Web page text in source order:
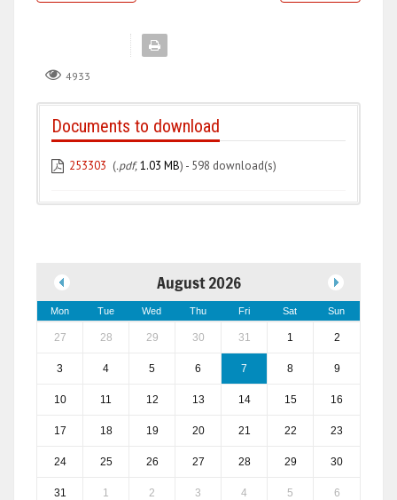
4933
Documents to download
253303 (.pdf,1.03 MB) - 598 download(s)
August 2026
Mon Tue Wed Thu Fri Sat Sun
27 28 29 30 31 1 2
3 4 5 6 7 8 9
10 11 12 13 14 15 16
17 18 19 20 21 22 23
24 25 26 27 28 29 30
31 1 2 3 4 5 6